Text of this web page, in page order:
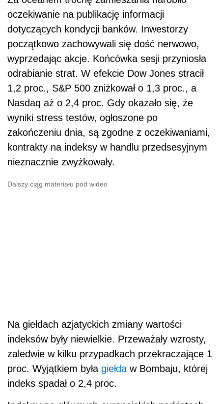
oczekiwanie na publikację informacji
dotyczących kondycji banków. Inwestorzy
początkowo zachowywali się dość nerwowo,
wyprzedając akcje. Końcówka sesji przyniosła
odrabianie strat. W efekcie Dow Jones stracił
1,2 proc., S&P 500 zniżkował o 1,3 proc., a
Nasdaq aż o 2,4 proc. Gdy okazało się, że
wyniki stress testów, ogłoszone po
zakończeniu dnia, są zgodne z oczekiwaniami,
kontrakty na indeksy w handlu przedsesyjnym
nieznacznie zwyżkowały.
Dalszy ciąg materiału pod wideo
Na giełdach azjatyckich zmiany wartości
indeksów były niewielkie. Przeważały wzrosty,
zaledwie w kilku przypadkach przekraczające 1
proc. Wyjątkiem była giełda w Bombaju, której
indeks spadał o 2,4 proc.